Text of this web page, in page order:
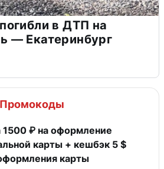
в ДТП на
— Екатеринбург
Промокоды
1500 ₽ на оформление
карты + кешбэк 5 $
карты